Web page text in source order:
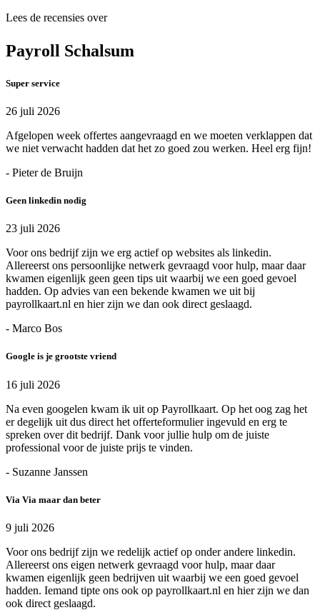
Lees de recensies over
Payroll Schalsum
Super service
26 juli 2026
Afgelopen week offertes aangevraagd en we moeten verklappen dat
we niet verwacht hadden dat het zo goed zou werken. Heel erg fijn!
- Pieter de Bruijn
Geen linkedin nodig
23 juli 2026
Voor ons bedrijf zijn we erg actief op websites als linkedin.
Allereerst ons persoonlijke netwerk gevraagd voor hulp, maar daar
kwamen eigenlijk geen geen tips uit waarbij we een goed gevoel
hadden. Op advies van een bekende kwamen we uit bij
payrollkaart.nl en hier zijn we dan ook direct geslaagd.
- Marco Bos
Google is je grootste vriend
16 juli 2026
Na even googelen kwam ik uit op Payrollkaart. Op het oog zag het
er degelijk uit dus direct het offerteformulier ingevuld en erg te
spreken over dit bedrijf. Dank voor jullie hulp om de juiste
professional voor de juiste prijs te vinden.
- Suzanne Janssen
Via Via maar dan beter
9 juli 2026
Voor ons bedrijf zijn we redelijk actief op onder andere linkedin.
Allereerst ons eigen netwerk gevraagd voor hulp, maar daar
kwamen eigenlijk geen bedrijven uit waarbij we een goed gevoel
hadden. Iemand tipte ons ook op payrollkaart.nl en hier zijn we dan
ook direct geslaagd.